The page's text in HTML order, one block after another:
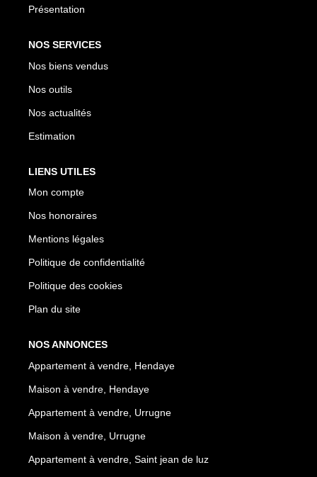
Présentation
NOS SERVICES
Nos biens vendus
Nos outils
Nos actualités
Estimation
LIENS UTILES
Mon compte
Nos honoraires
Mentions légales
Politique de confidentialité
Politique des cookies
Plan du site
NOS ANNONCES
Appartement à vendre, Hendaye
Maison à vendre, Hendaye
Appartement à vendre, Urrugne
Maison à vendre, Urrugne
Appartement à vendre, Saint jean de luz